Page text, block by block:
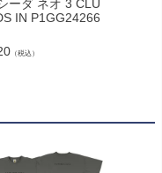
ーダ ネオ 3 CLU
IN P1GG24266
（税込）